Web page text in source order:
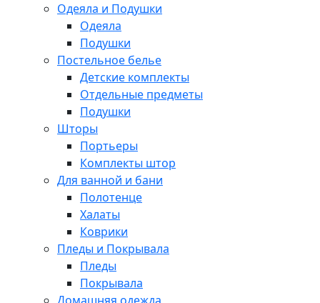
Одеяла и Подушки
Одеяла
Подушки
Постельное белье
Детские комплекты
Отдельные предметы
Подушки
Шторы
Портьеры
Комплекты штор
Для ванной и бани
Полотенце
Халаты
Коврики
Пледы и Покрывала
Пледы
Покрывала